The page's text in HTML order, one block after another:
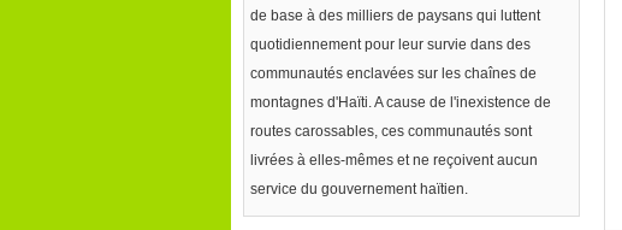
de base à des milliers de paysans qui luttent
quotidiennement pour leur survie dans des
communautés enclavées sur les chaînes de
montagnes d'Haïti. A cause de l'inexistence de
routes carossables, ces communautés sont
livrées à elles-mêmes et ne reçoivent aucun
service du gouvernement haïtien.